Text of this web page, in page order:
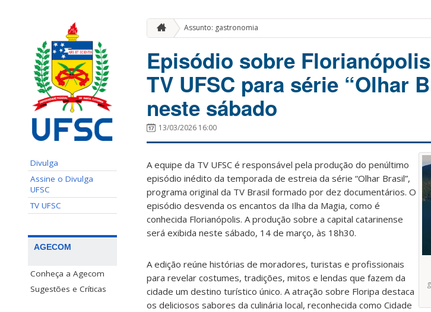
Divulga
Assine o Divulga
UFSC
TV UFSC
AGECOM
Conheça a Agecom
Sugestões e Críticas
Assunto: gastronomia
Episódio sobre
TV UFSC para série “Olhar
neste sábado
13/03/2026 16:00
A equipe da TV UFSC é responsável pela produção do penúltimo
episódio inédito da temporada de estreia da série “Olhar Brasil”,
programa original da TV Brasil formado por dez documentários. O
episódio desvenda os encantos da Ilha da Magia, como é
conhecida Florianópolis. A produção sobre a capital catarinense
será exibida neste sábado, 14 de março, às 18h30.
A edição reúne histórias de moradores, turistas e profissionais
para revelar costumes, tradições, mitos e lendas que fazem da
cidade um destino turístico único. A atração sobre Floripa destaca
os deliciosos sabores da culinária local, reconhecida como Cidade